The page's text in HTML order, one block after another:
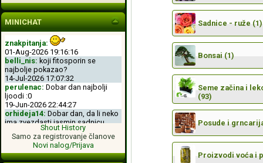
MINICHAT
znakpitanja:
01-Aug-2026 19:16:16
belli_nis: koji fitosporin se
najbolje pokazao?
14-Jul-2026 17:07:32
perulenac: Dobar dan najbolji
ljoodi :0
19-Jun-2026 22:44:27
orhideja14: Dobar dan, da li neko
ima zvezdasti jasmin sadnicu.
04-Jun-2026 11:50:00
perulenac:Dobro veche dobri
ljoodi :-D
26-May-2026 23:11:49
Shout History
Samo za registrovanje članove
Novi nalog/Prijava
Sadnice - ruže (1)
Bonsai (1)
Seme začina i
(93)
Posude i
Proizvodi voća i